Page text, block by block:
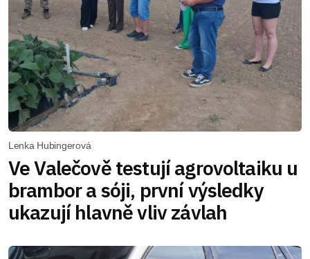
Lenka Hubingerová
Ve Valečově testují agrovoltaiku u
brambor a sóji, první výsledky
ukazují hlavně vliv závlah